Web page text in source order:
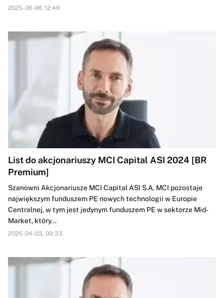
2025-06-06, 12:49
List do akcjonariuszy MCI Capital ASI 2024 [BR
Premium]
Szanowni Akcjonariusze MCI Capital ASI S.A. MCI pozostaje
największym funduszem PE nowych technologii w Europie
Centralnej, w tym jest jedynym funduszem PE w sektorze Mid-
Market, który...
2025-04-03, 09:33